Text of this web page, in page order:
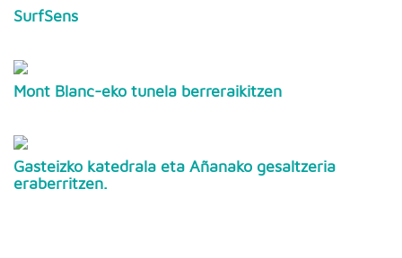
SurfSens
Mont Blanc-eko tunela berreraikitzen
Gasteizko katedrala eta Añanako gesaltzeria
eraberritzen.